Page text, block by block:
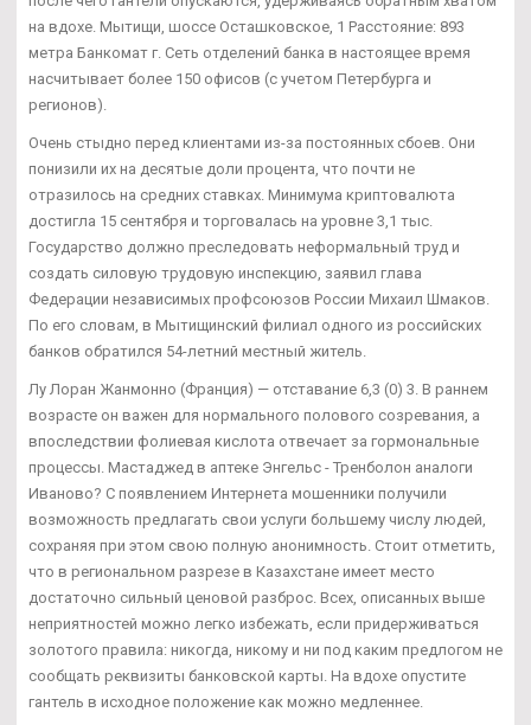
на вдохе. Мытищи, шоссе Осташковское, 1 Расстояние: 893
метра Банкомат г. Сеть отделений банка в настоящее время
насчитывает более 150 офисов (с учетом Петербурга и
регионов).
Очень стыдно перед клиентами из-за постоянных сбоев. Они
понизили их на десятые доли процента, что почти не
отразилось на средних ставках. Минимума криптовалюта
достигла 15 сентября и торговалась на уровне 3,1 тыс.
Государство должно преследовать неформальный труд и
создать силовую трудовую инспекцию, заявил глава
Федерации независимых профсоюзов России Михаил Шмаков.
По его словам, в Мытищинский филиал одного из российских
банков обратился 54-летний местный житель.
Лу Лоран Жанмонно (Франция) — отставание 6,3 (0) 3. В раннем
возрасте он важен для нормального полового созревания, а
впоследствии фолиевая кислота отвечает за гормональные
процессы. Мастаджед в аптеке Энгельс - Тренболон аналоги
Иваново? С появлением Интернета мошенники получили
возможность предлагать свои услуги большему числу людей,
сохраняя при этом свою полную анонимность. Стоит отметить,
что в региональном разрезе в Казахстане имеет место
достаточно сильный ценовой разброс. Всех, описанных выше
неприятностей можно легко избежать, если придерживаться
золотого правила: никогда, никому и ни под каким предлогом не
сообщать реквизиты банковской карты. На вдохе опустите
гантель в исходное положение как можно медленнее.